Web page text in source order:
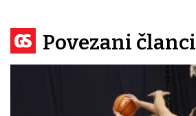
Povezani članci